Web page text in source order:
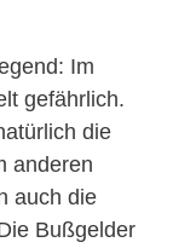
Im
gefährlich.
die
anderen
auch die
Bußgelder